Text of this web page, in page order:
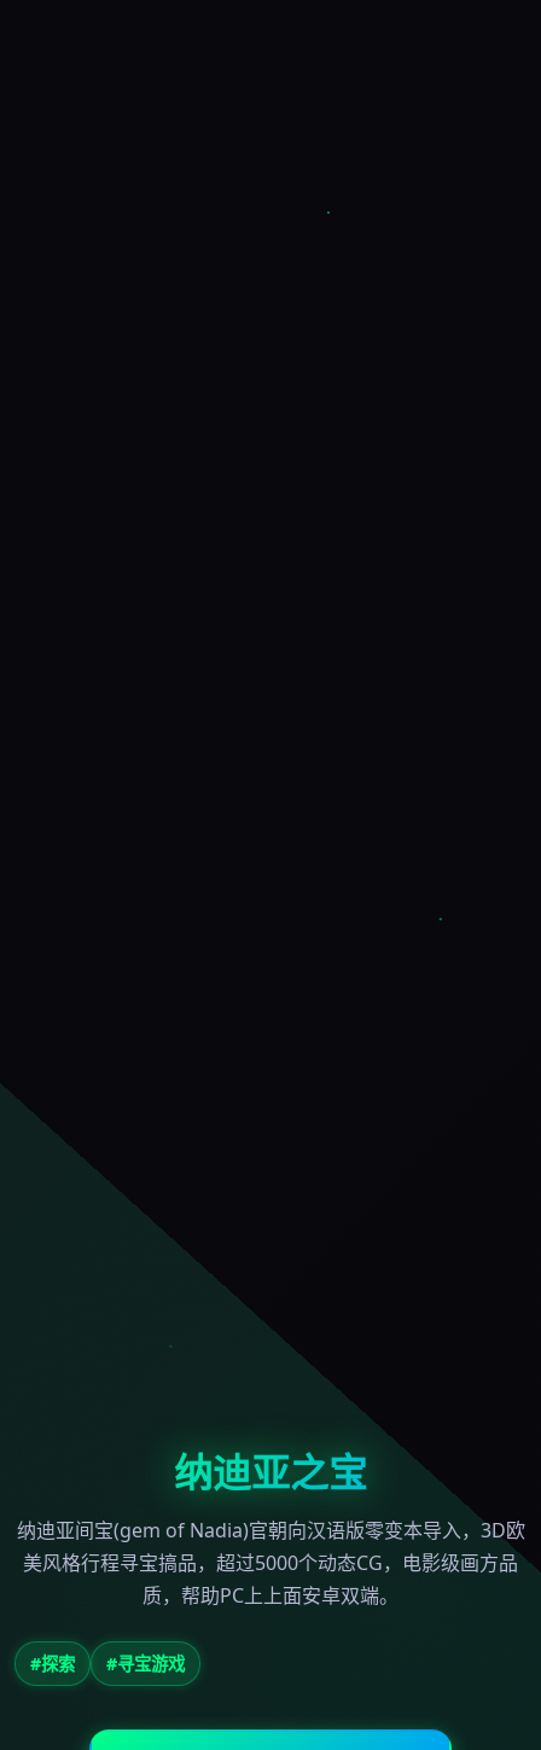
纳迪亚之宝
纳迪亚间宝(gem of Nadia)官朝向汉语版零变本导入，3D欧
美风格行程寻宝搞品，超过5000个动态CG，电影级画方品
质，帮助PC上上面安卓双端。
#探索 #寻宝游戏